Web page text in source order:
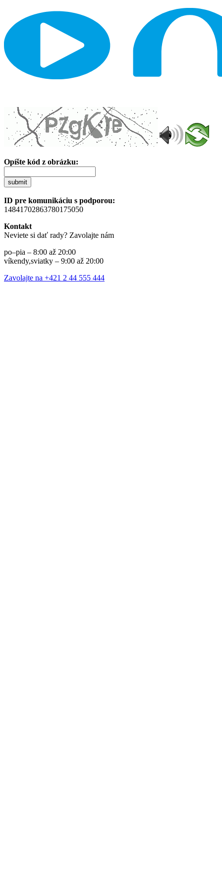
Opíšte kód z obrázku:
submit
ID pre komunikáciu s podporou:
14841702863780175050
Kontakt
Neviete si dať rady? Zavolajte nám
po–pia – 8:00 až 20:00
víkendy,sviatky – 9:00 až 20:00
Zavolajte na +421 2 44 555 444